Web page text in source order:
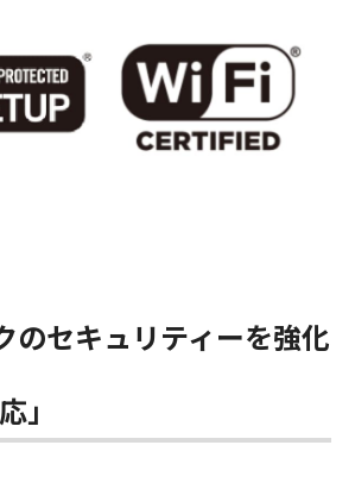
のセキュリティーを強化
」